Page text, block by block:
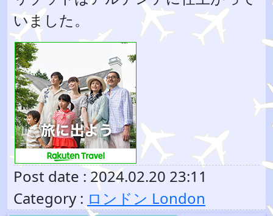
いました。
Post date : 2024.02.20 23:11
Category : ロンドン London